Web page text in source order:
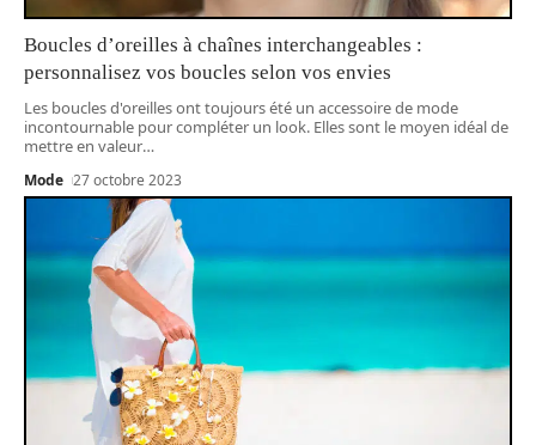
Boucles d’oreilles à chaînes interchangeables :
personnalisez vos boucles selon vos envies
Les boucles d'oreilles ont toujours été un accessoire de mode
incontournable pour compléter un look. Elles sont le moyen idéal de
mettre en valeur…
Mode 27 octobre 2023